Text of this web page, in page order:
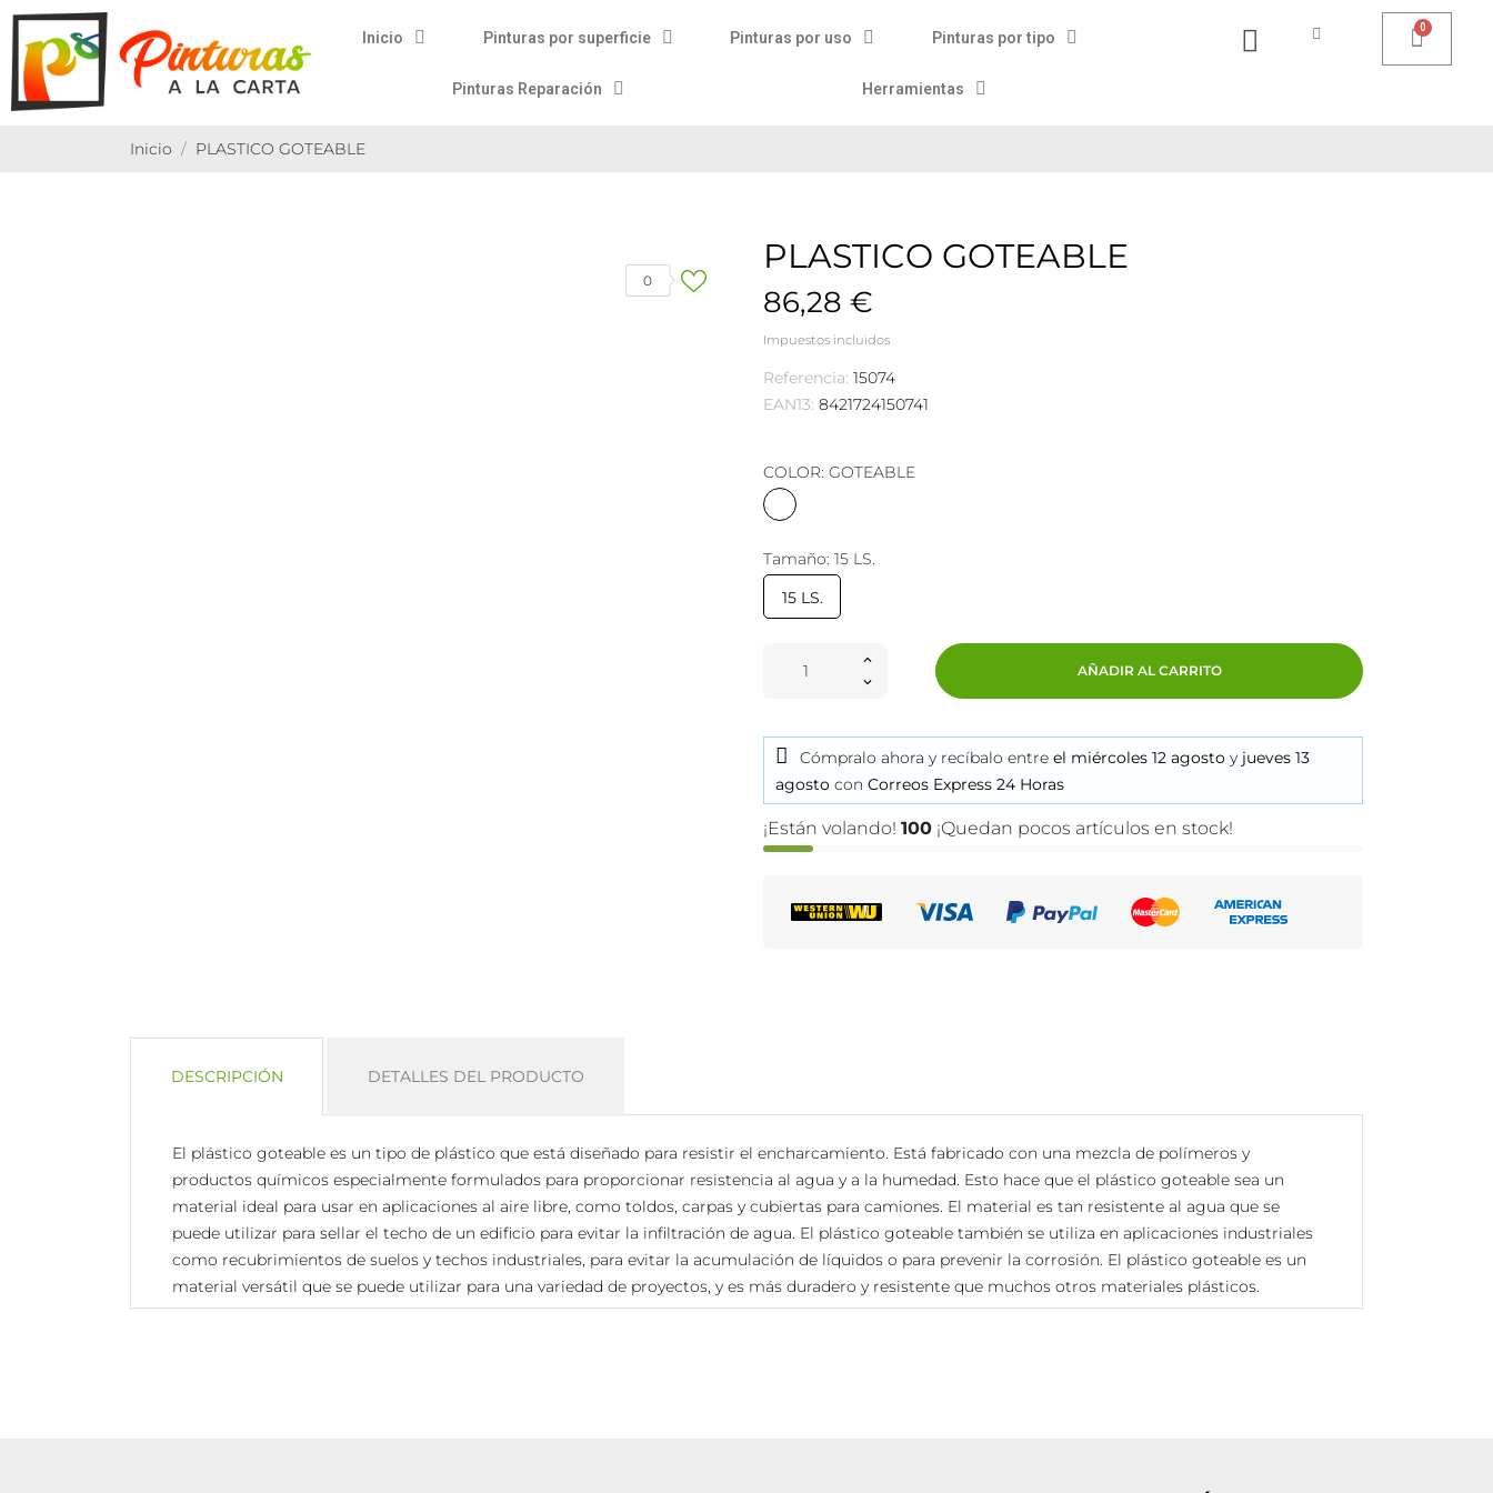
Inicio Pinturas por superficie Pinturas por uso Pinturas por tipo
Pinturas Reparación Herramientas
Inicio PLASTICO GOTEABLE
0
PLASTICO GOTEABLE
86,28 €
Impuestos incluidos
Referencia: 15074
EAN13: 8421724150741
COLOR: GOTEABLE
GOTEABLE
Tamaño: 15 LS.
15 LS.
AÑADIR AL CARRITO
Cómpralo ahora y recíbalo entre el miércoles 12 agosto y jueves 13
agosto con Correos Express 24 Horas
¡Están volando! 100 ¡Quedan pocos artículos en stock!
DESCRIPCIÓN DETALLES DEL PRODUCTO
El plástico goteable es un tipo de plástico que está diseñado para resistir el encharcamiento. Está fabricado con una mezcla de polímeros y
productos químicos especialmente formulados para proporcionar resistencia al agua y a la humedad. Esto hace que el plástico goteable sea un
material ideal para usar en aplicaciones al aire libre, como toldos, carpas y cubiertas para camiones. El material es tan resistente al agua que se
puede utilizar para sellar el techo de un edificio para evitar la infiltración de agua. El plástico goteable también se utiliza en aplicaciones industriales
como recubrimientos de suelos y techos industriales, para evitar la acumulación de líquidos o para prevenir la corrosión. El plástico goteable es un
material versátil que se puede utilizar para una variedad de proyectos, y es más duradero y resistente que muchos otros materiales plásticos.